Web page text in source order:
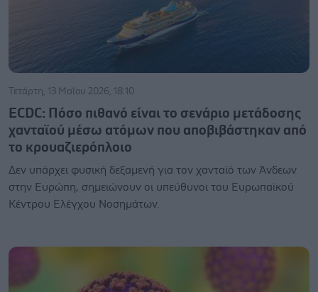
Τετάρτη, 13 Μαΐου 2026, 18:10
ECDC: Πόσο πιθανό είναι το σενάριο μετάδοσης
χανταϊού μέσω ατόμων που αποβιβάστηκαν από
το κρουαζιερόπλοιο
Δεν υπάρχει φυσική δεξαμενή για τον χανταϊό των Άνδεων
στην Ευρώπη, σημειώνουν οι υπεύθυνοι του Ευρωπαϊκού
Κέντρου Ελέγχου Νοσημάτων.